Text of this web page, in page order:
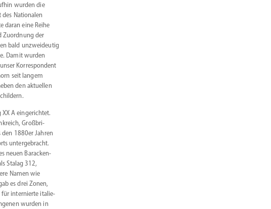
wurden die
Natio­nalen
daran eine Reihe
Zuordnung der
bald unzwei­deutig
Damit wurden
Korre­spondent
seit langem
den aktuellen
A einge­richtet.
Großbri­
1880er Jahren
unter­ge­bracht.
neuen Baracken­
Stalag 312,
Namen wie
es drei Zonen,
für inter­nierte italie­
wurden in